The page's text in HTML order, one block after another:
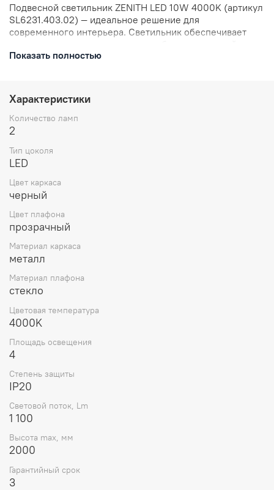
Подвесной светильник ZENITH LED 10W 4000K (артикул
SL6231.403.02) — идеальное решение для
современного интерьера. Светильник обеспечивает
конструкции. Мощность 10 Вт делает его
Светильник подвесной ZENITH LED станет прекрасным
дополнением к вашему интерьеру и обеспечит
качественное освещение в любом помещении.
Показать полностью
Характеристики
Количество ламп
2
Тип цоколя
LED
Цвет каркаса
черный
Цвет плафона
прозрачный
Материал каркаса
металл
Материал плафона
стекло
Цветовая температура
4000K
Площадь освещения
4
Степень защиты
IP20
Световой поток, Lm
1 100
Высота max, мм
2000
Гарантийный срок
3